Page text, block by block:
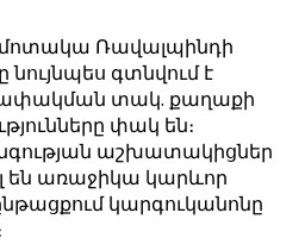
Ռավալպինդի
գտնվում է
տակ. քաղաքի
փակ են։
աշխատակիցներ
են առաջիկա կարևոր
կարգուկանոնը